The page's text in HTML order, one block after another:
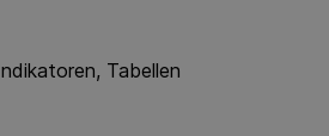
Tabellen